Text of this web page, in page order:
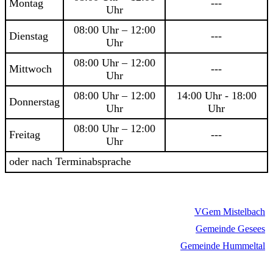
Montag
Uhr
---
Dienstag
08:00 Uhr – 12:00
Uhr
---
Mittwoch
08:00 Uhr – 12:00
Uhr
---
Donnerstag
08:00 Uhr – 12:00
Uhr
14:00 Uhr - 18:00
Uhr
Freitag
08:00 Uhr – 12:00
Uhr
---
oder nach Terminabsprache
VGem Mistelbach
Gemeinde Gesees
Gemeinde Hummeltal